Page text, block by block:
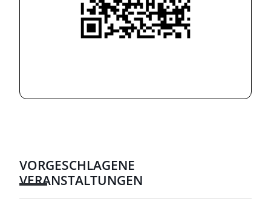
VORGESCHLAGENE
VERANSTALTUNGEN